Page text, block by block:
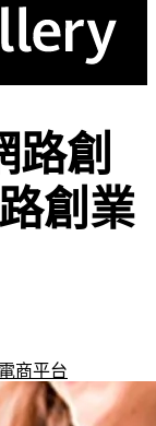
路創
創業
電商平台